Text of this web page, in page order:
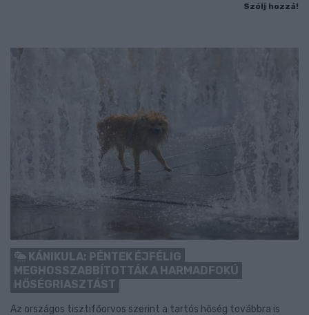
Szólj hozzá!
KÁNIKULA: PÉNTEK ÉJFÉLIG
MEGHOSSZABBÍTOTTÁK A HARMADFOKÚ
HŐSÉGRIASZTÁST
Az országos tisztifőorvos szerint a tartós hőség továbbra is